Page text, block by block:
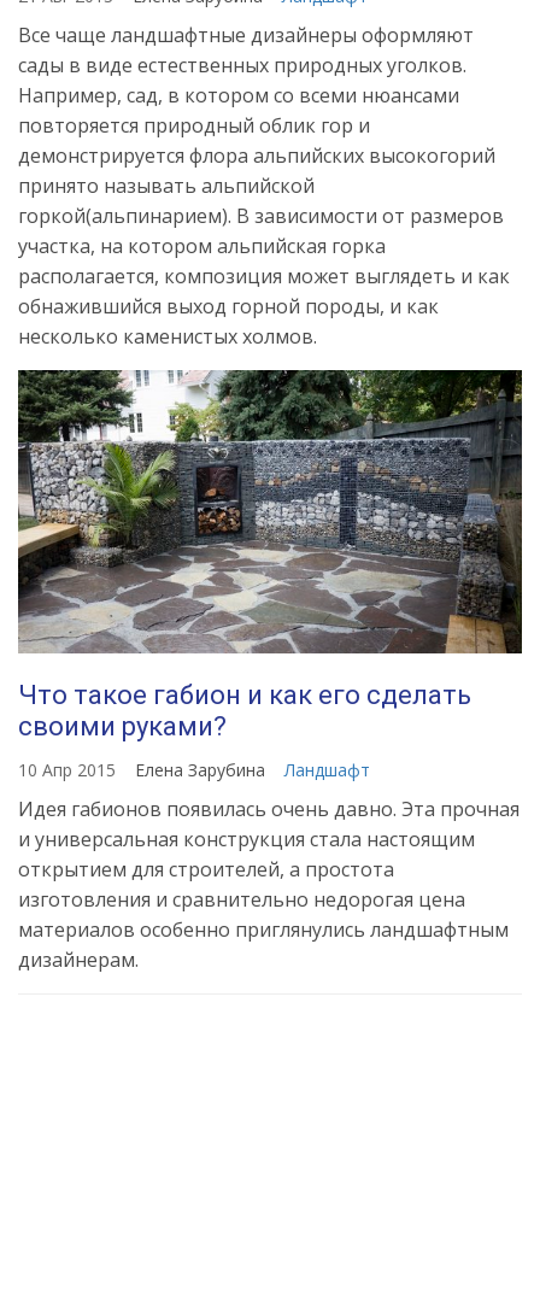
Все чаще ландшафтные дизайнеры оформляют
сады в виде естественных природных уголков.
Например, сад, в котором со всеми нюансами
повторяется природный облик гор и
демонстрируется флора альпийских высокогорий
принято называть альпийской
горкой(альпинарием). В зависимости от размеров
участка, на котором альпийская горка
располагается, композиция может выглядеть и как
обнажившийся выход горной породы, и как
несколько каменистых холмов.
Что такое габион и как его сделать
своими руками?
10 Апр 2015 Елена Зарубина Ландшафт
Идея габионов появилась очень давно. Эта прочная
и универсальная конструкция стала настоящим
открытием для строителей, а простота
изготовления и сравнительно недорогая цена
материалов особенно приглянулись ландшафтным
дизайнерам.